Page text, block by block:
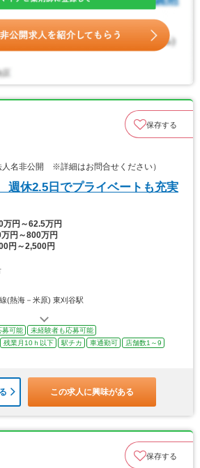
保存する
人名非公開 ※詳細はお問合せください）
週休2.5日でプライベートも充実
万円～62.5万円
万円～800万円
円～2,500円
(熱海－米原) 東刈谷駅
募可能
未経験者も応募可能
残業月10ｈ以下 駅チカ 車通勤可
店舗数1～9
この求人に興味がある
保存する